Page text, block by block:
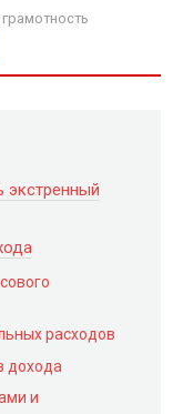
экстренный
расходов
дохода
и